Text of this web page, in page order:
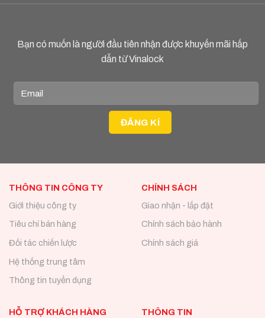
Bạn có muốn là người đầu tiên nhận được khuyến mãi hấp
dẫn từ Vinalock
THÔNG TIN CÔNG TY
Giới thiệu công ty
Tiêu chí bán hàng
Đối tác chiến lược
Hệ thống trung tâm
Thông tin tuyển dụng
CHÍNH SÁCH
Giao nhận - lắp đặt
Chính sách bảo hành
Chính sách giá
HỖ TRỢ KHÁCH HÀNG
THÔNG TIN